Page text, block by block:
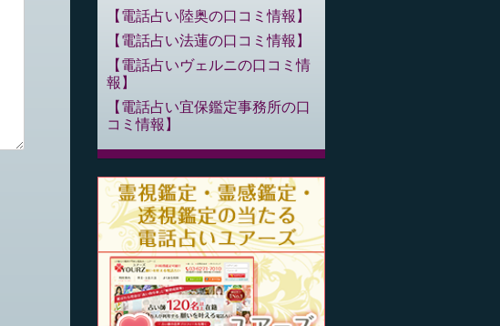
電話占い陸奥の口コミ情報
電話占い法蓮の口コミ情報
電話占いヴェルニの口コミ情
報
電話占い宜保鑑定事務所の口
コミ情報